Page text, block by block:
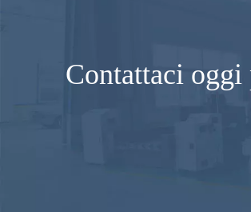
Contattaci oggi